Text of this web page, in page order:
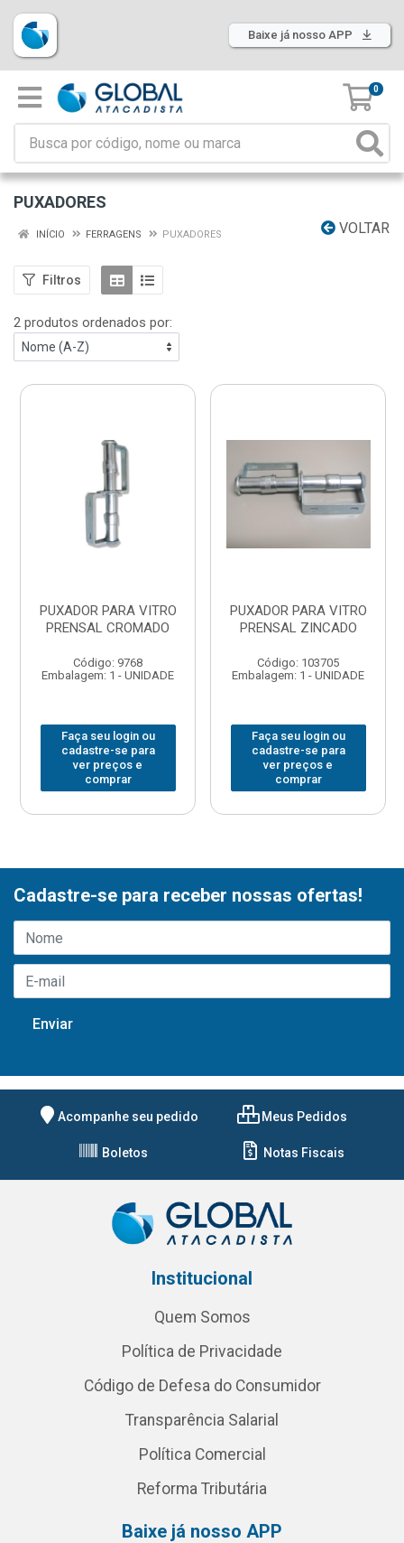
Baixe já nosso APP
0
PUXADORES
VOLTAR
INÍCIO FERRAGENS PUXADORES
Filtros
2 produtos ordenados por:
PUXADOR PARA VITRO
PRENSAL CROMADO
Código: 9768
Embalagem: 1 - UNIDADE
Faça seu login ou
cadastre-se para
ver preços e
comprar
PUXADOR PARA VITRO
PRENSAL ZINCADO
Código: 103705
Embalagem: 1 - UNIDADE
Faça seu login ou
cadastre-se para
ver preços e
comprar
Cadastre-se para receber nossas ofertas!
Acompanhe seu pedido Meus Pedidos
Boletos Notas Fiscais
Institucional
Quem Somos
Política de Privacidade
Código de Defesa do Consumidor
Transparência Salarial
Política Comercial
Reforma Tributária
Baixe já nosso APP